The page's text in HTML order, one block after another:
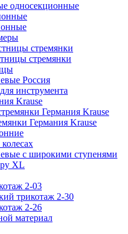
односекционные
стремянки
стремянки
Россия
инструмента
Krause
Германия Krause
Германия Krause
c широкими ступенями
XL
2-03
трикотаж 2-30
2-26
материал